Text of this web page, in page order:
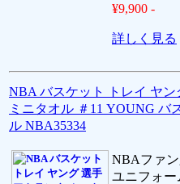
¥9,900 -
詳しく見る
NBA バスケット トレイ ヤ
ミニタオル ＃11 YOUNG バ
ル NBA35334
NBAファン
ユニフォー